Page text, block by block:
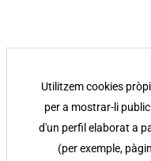
Utilitzem cookies
per a mostrar-li
d'un perfil elaborat a
(per exemple,